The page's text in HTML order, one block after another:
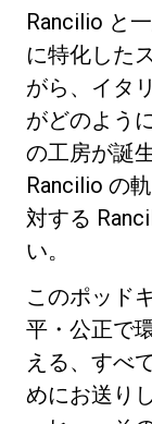
Rancilio と
に特化した
がら、イタ
がどのよう
の工房が誕
Rancilio の
対する
い。
このポッド
平・公正で
える、すべ
めにお送り